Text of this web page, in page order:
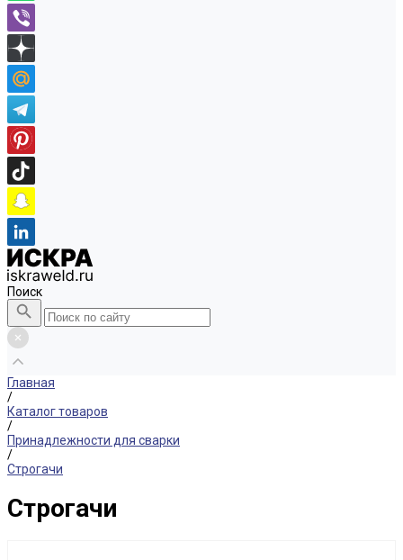
Поиск
Главная
/
Каталог товаров
/
Принадлежности для сварки
/
Строгачи
Строгачи